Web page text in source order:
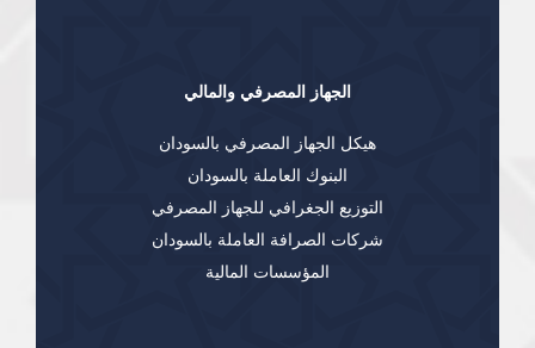
الجهاز المصرفي والمالي
هيكل الجهاز المصرفي بالسودان
البنوك العاملة بالسودان
التوزيع الجغرافي للجهاز المصرفي
شركات الصرافة العاملة بالسودان
المؤسسات المالية